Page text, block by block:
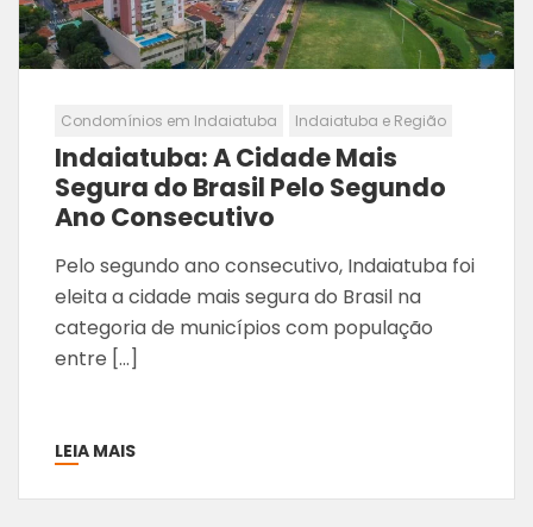
Condomínios em Indaiatuba Indaiatuba e Região
Indaiatuba: A Cidade Mais
Segura do Brasil Pelo Segundo
Ano Consecutivo
Pelo segundo ano consecutivo, Indaiatuba foi
eleita a cidade mais segura do Brasil na
categoria de municípios com população
entre […]
LEIA MAIS